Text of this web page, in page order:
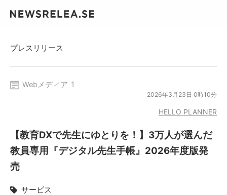
プレスリリース
Webメディア 1
2026年3月23日 0時10分
HELLO PLANNER
【教育DXで先生にゆとりを！】3万人が選んだ
教員専用『デジタル先生手帳』2026年度版発
売
サービス